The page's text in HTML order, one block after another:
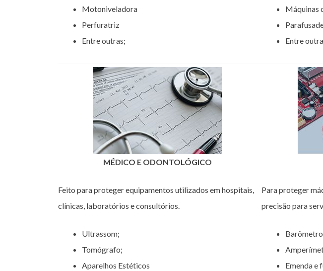
Motoniveladora
Perfuratriz
Entre outras;
Máquinas
Entre
MÉDICO E ODONTOLÓGICO
Feito para proteger equipamentos utilizados em hospitais,
clínicas, laboratórios e consultórios.
Ultrassom;
Tomógrafo;
Aparelhos Estéticos
Para proteger
precisão para
Emenda e